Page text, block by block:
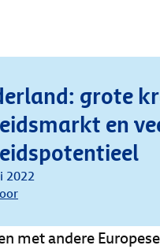
grote
en
2022
met andere